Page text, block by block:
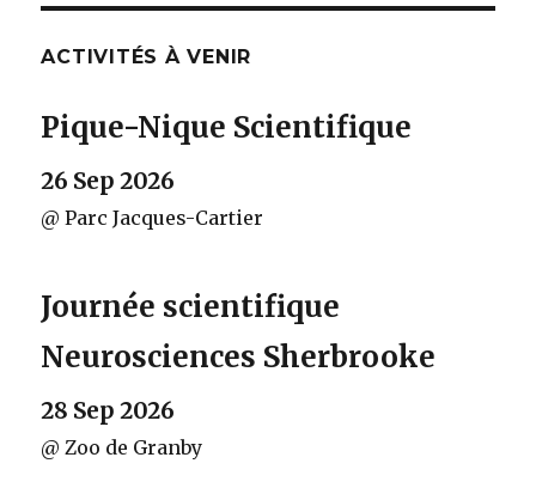
articles
ANT
ACTIVITÉS À VENIR
Pique-Nique Scientifique
26 Sep 2026
@ Parc Jacques-Cartier
Journée scientifique
Neurosciences Sherbrooke
28 Sep 2026
@ Zoo de Granby